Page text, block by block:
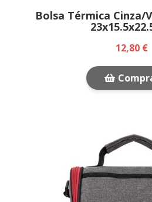
Bolsa Térmica Cinza/
12,80 €